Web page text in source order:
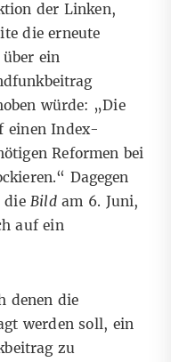
der Linken,
die erneute
ein
würde: „Die
einen Index-
Reformen bei
Dagegen
dieBildam 6. Juni,
auf ein
denen die
werden soll, ein
zu